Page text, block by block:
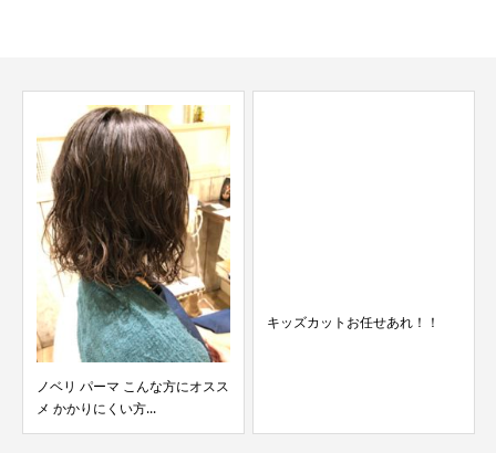
ノベリ パーマ こんな方にオスス
メ かかりにくい方...
キッズカットお任せあれ！！